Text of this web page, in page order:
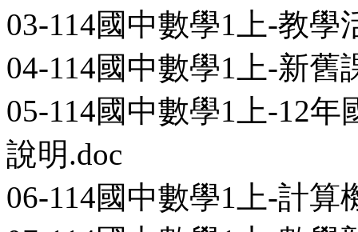
03-114國中數學1上-教學
04-114國中數學1上-新舊
05-114國中數學1上-12
說明.doc
06-114國中數學1上-計算